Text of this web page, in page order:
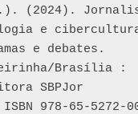
(2024).
e
e debates.
Brasília :
SBPJor
978-65-5272-